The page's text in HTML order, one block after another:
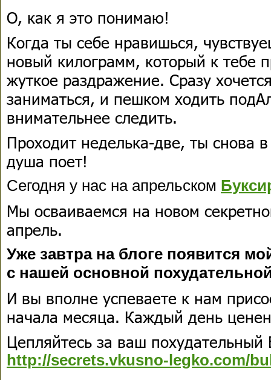
О, как я это понимаю!
Когда ты себе нравишься,
новый килограмм, который к тебе
жуткое раздражение. Сразу
заниматься, и пешком ходить
внимательнее следить.
Проходит неделька-две, ты снова
душа поет!
Сегодня у нас на апрельском
Мы осваиваемся на новом
апрель.
Уже завтра на блоге появится
с нашей основной
И вы вполне успеваете к нам
начала месяца. Каждый день
Цепляйтесь за ваш похудательный
http://secrets.vkusno-legko.com/